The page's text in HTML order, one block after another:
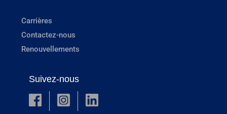
Carrières
Contactez-nous
Renouvellements
Suivez-nous